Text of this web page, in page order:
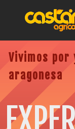
Vivimos
aragonesa